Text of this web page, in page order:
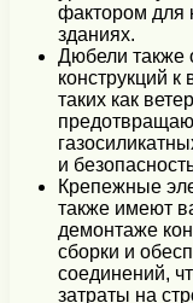
фактором для
зданиях.
Дюбели также
конструкций
таких как
и
Крепежные
также имеют
демонтаже
сборки и
соединений,
затраты на